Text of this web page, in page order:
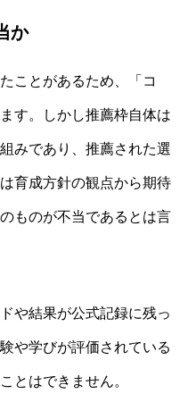
か
ことがあるため、「コ
す。しかし推薦枠自体は
みであり、推薦された選
育成方針の観点から期待
ものが不当であるとは言
や結果が公式記録に残っ
や学びが評価されている
とはできません。